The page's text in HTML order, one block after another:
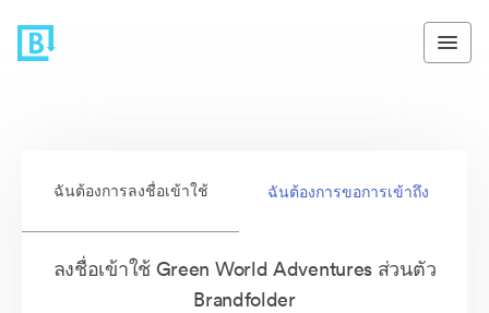
ฉันต้องการลงชื่อเข้าใช้ ฉันต้องการขอการเข้าถึง
ลงชื่อเข้าใช้ Green World Adventures ส่วนตัว
Brandfolder